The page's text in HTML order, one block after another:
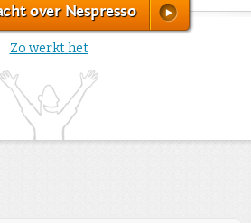
over Nespresso
Zo werkt het